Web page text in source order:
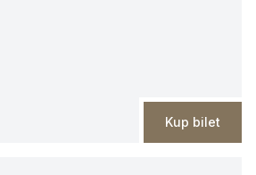
Kup bilet